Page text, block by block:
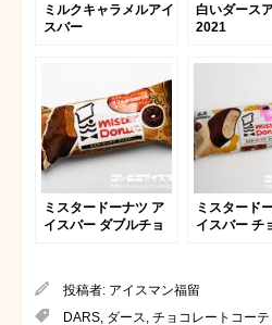
ミルクキャラメルアイ
スバー
白いダース
2021
ミスタードーナツ ア
イスバー ダブルチョ
ミスタード
イスバー チ
投稿者: アイスマン福留
DARS, ダース, チョコレートコー